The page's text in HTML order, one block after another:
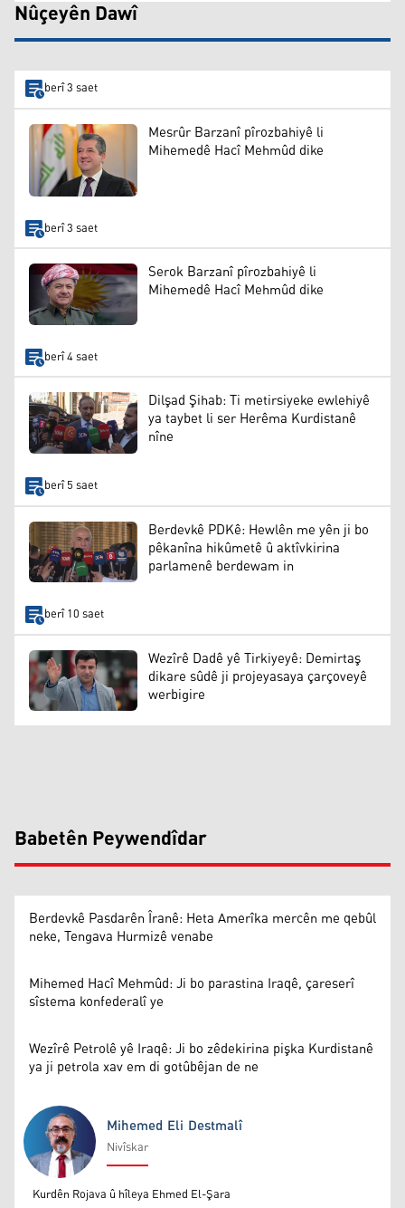
Nûçeyên Dawî
berî 3 saet
Mesrûr Barzanî pîrozbahiyê li
Mihemedê Hacî Mehmûd dike
berî 3 saet
Serok Barzanî pîrozbahiyê li
Mihemedê Hacî Mehmûd dike
berî 4 saet
Dilşad Şihab: Ti metirsiyeke ewlehiyê
ya taybet li ser Herêma Kurdistanê
nîne
berî 5 saet
Berdevkê PDKê: Hewlên me yên ji bo
pêkanîna hikûmetê û aktîvkirina
parlamenê berdewam in
berî 10 saet
Wezîrê Dadê yê Tirkiyeyê: Demirtaş
dikare sûdê ji projeyasaya çarçoveyê
werbigire
Babetên Peywendîdar
Berdevkê Pasdarên Îranê: Heta Amerîka mercên me qebûl
neke, Tengava Hurmizê venabe
Mihemed Hacî Mehmûd: Ji bo parastina Iraqê, çareserî
sîstema konfederalî ye
Wezîrê Petrolê yê Iraqê: Ji bo zêdekirina pişka Kurdistanê
ya ji petrola xav em di gotûbêjan de ne
Mihemed Eli Destmalî
Mihemed Eli Destmalî
Nivîskar
Kurdên Rojava û hîleya Ehmed El-Şara